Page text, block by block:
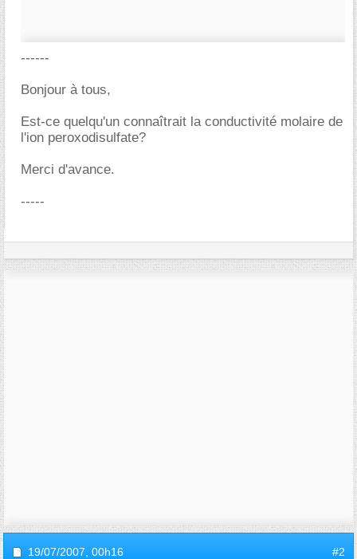
------
Bonjour à tous,
Est-ce quelqu'un connaîtrait la conductivité molaire de
l'ion peroxodisulfate?
Merci d'avance.
-----
19/07/2007, 00h16 #2